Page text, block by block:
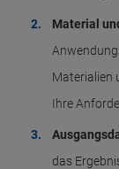
Material
Materialien
Ihre
das